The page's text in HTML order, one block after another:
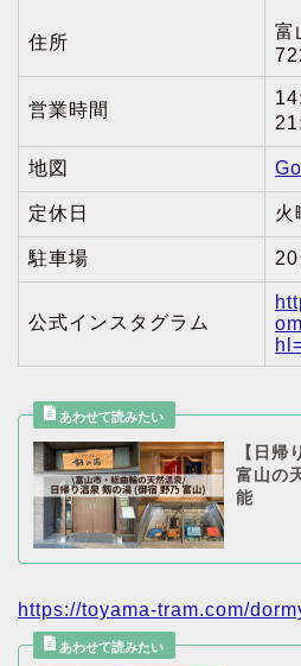
住所
富
営業時間
地図
定休日 火
駐車場 20
公式インスタグラム
【日帰
富山の
能
https://toyama-tram.com/